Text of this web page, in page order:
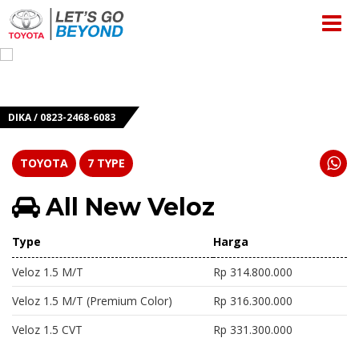
DIKA / 0823-2468-6083
TOYOTA 7 TYPE
All New Veloz
Type
Harga
Veloz 1.5 M/T
Rp 314.800.000
Veloz 1.5 M/T (Premium Color)
Rp 316.300.000
Veloz 1.5 CVT
Rp 331.300.000